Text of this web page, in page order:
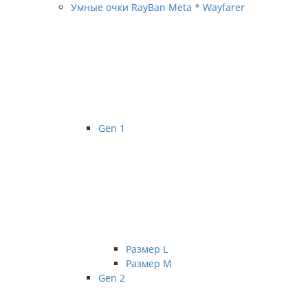
Умные очки RayBan Meta * Wayfarer
Gen 1
Размер L
Размер М
Gen 2